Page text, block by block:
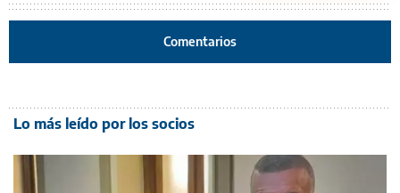
Comentarios
Lo más leído por los socios